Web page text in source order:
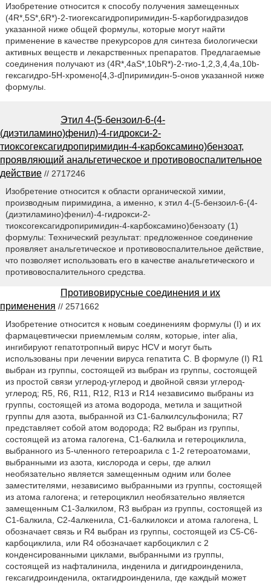
Изобретение относится к способу получения замещенных
(4R*,5S*,6R*)-2-тиогексагидропиримидин-5-карбогидразидов
указанной ниже общей формулы, которые могут найти
применение в качестве прекурсоров для синтеза биологически
активных веществ и лекарственных препаратов. Предлагаемые
соединения получают из (4R*,4aS*,10bR*)-2-тио-1,2,3,4,4а,10b-
гексагидро-5H-хромено[4,3-d]пиримидин-5-онов указанной ниже
формулы.
Этил 4-(5-бензоил-6-(4-
(диэтиламино)фенил)-4-гидрокси-2-
тиоксогексагидропиримидин-4-карбоксамино)бензоат,
проявляющий анальгетическое и противовоспалительное
действие // 2717246
Изобретение относится к области органической химии,
производным пиримидина, а именно, к этил 4-(5-бензоил-6-(4-
(диэтиламино)фенил)-4-гидрокси-2-
тиоксогексагидропиримидин-4-карбоксамино)бензоату (1)
формулы: Технический результат: предложенное соединение
проявляет анальгетическое и противовоспалительное действие,
что позволяет использовать его в качестве анальгетического и
противовоспалительного средства.
Противовирусные соединения и их
применения // 2571662
Изобретение относится к новым соединениям формулы (I) и их
фармацевтически приемлемым солям, которые, inter alia,
ингибируют гепатотропный вирус HCV и могут быть
использованы при лечении вируса гепатита С. В формуле (I) R1
выбран из группы, состоящей из выбран из группы, состоящей
из простой связи углерод-углерод и двойной связи углерод-
углерод; R5, R6, R11, R12, R13 и R14 независимо выбраны из
группы, состоящей из атома водорода, метила и защитной
группы для азота, выбранной из С1-6алкилсульфонила; R7
представляет собой атом водорода; R2 выбран из группы,
состоящей из атома галогена, С1-6алкила и гетероциклила,
выбранного из 5-членного гетероарила с 1-2 гетероатомами,
выбранными из азота, кислорода и серы, где алкил
необязательно является замещенным одним или более
заместителями, независимо выбранными из группы, состоящей
из атома галогена; и гетероциклил необязательно является
замещенным С1-3алкилом, R3 выбран из группы, состоящей из
С1-6алкила, С2-4алкенила, С1-6алкилокси и атома галогена, L
обозначает связь и R4 выбран из группы, состоящей из С5-С6-
карбоциклила, или R4 обозначает карбоциклил с 2
конденсированными циклами, выбранными из группы,
состоящей из нафталинила, инденила и дигидроинденила,
гексагидроинденила, октагидроинденила, где каждый может